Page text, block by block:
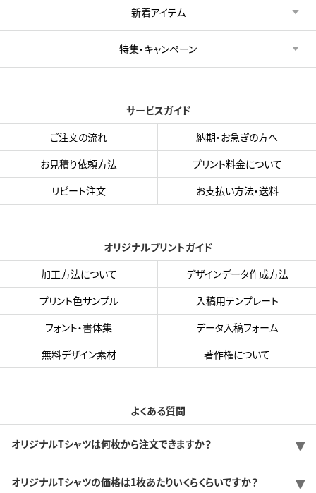
新着アイテム
特集・キャンペーン
サービスガイド
ご注文の流れ
納期・お急ぎの方へ
お見積り依頼方法
プリント料金について
リピート注文
お支払い方法・送料
オリジナルプリントガイド
加工方法について
デザインデータ作成方法
プリント色サンプル
入稿用テンプレート
フォント・書体集
データ入稿フォーム
無料デザイン素材
著作権について
よくある質問
オリジナルTシャツは何枚から注文できますか？
オリジナルTシャツの価格は1枚あたりいくらくらいですか？